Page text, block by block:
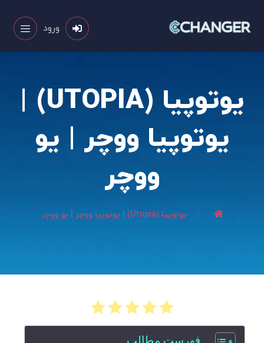
ورود
یوتوپیا (UTOPIA) |
یوتوپیا ووچر | یو
ووچر
یوتوپیا (Utopia) | یوتوپیا ووچر | یو ووچر